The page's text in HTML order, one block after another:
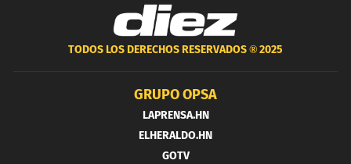
TODOS LOS DERECHOS RESERVADOS ®2025
GRUPO OPSA
LAPRENSA.HN
ELHERALDO.HN
GOTV